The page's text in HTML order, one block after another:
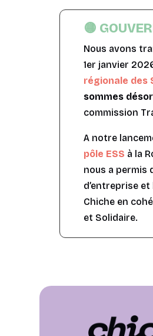
🟡
Nous avons
1er janvier
régionale des
sommes
commission
A notre
pôle ESS à la
nous a permis
d’entreprise
Chiche en
et Solidaire.